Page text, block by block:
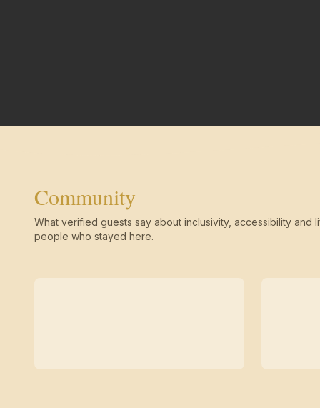
Community
What verified guests say about inclusivity, accessibility and
people who stayed here.